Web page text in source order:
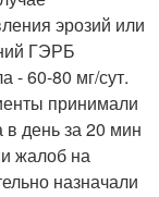
эрозий или
ГЭРБ
- 60-80 мг/сут.
принимали
в день за 20 мин
жалоб на
назначали